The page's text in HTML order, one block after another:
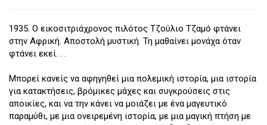
1935. Ο εικοσιτριάχρονος πιλότος Τζούλιο Τζαμό φτάνει
στην Αφρική. Αποστολή μυστική. Τη μαθαίνει μονάχα όταν
φτάνει εκεί. . .
Μπορεί κανείς να αφηγηθεί μια πολεμική ιστορία, μια ιστορία
για κατακτήσεις, βρόμικες μάχες και συγκρούσεις στις
αποικίες, και να την κάνει να μοιάζει με ένα μαγευτικό
παραμύθι, με μια ονειρεμένη ιστορία, με μια μαγική πτήση με